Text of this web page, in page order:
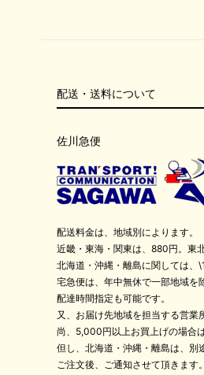
配送・送料について
佐川急便
配送料金は、地域別によります。
近畿・東海・関東は、880円。東
北海道・沖縄・離島に関しては、
宅急便は、年中無休で一部地域を
配達時間指定も可能です。
又、お届け先地域を担当する営業
尚、5,000円以上お買上げの場合
但し、北海道・沖縄・離島は、別
ご注文後、ご通知させて頂きます。